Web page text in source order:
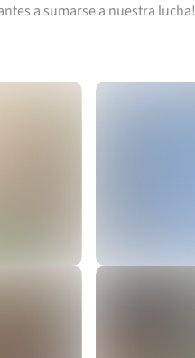
a sumarse a nuestra lucha!